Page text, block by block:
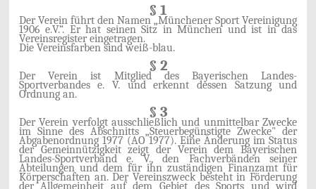
§ 1
Der Verein führt den Namen „Münchener Sport Vereinigung
1906 e.V.“. Er hat seinen Sitz in München und ist in das
Vereinsregister eingetragen.
Die Vereinsfarben sind weiß-blau.
§ 2
Der Verein ist Mitglied des Bayerischen Landes-
Sportverbandes e. V. und erkennt dessen Satzung und
Ordnung an.
§ 3
Der Verein verfolgt ausschließlich und unmittelbar Zwecke
im Sinne des Abschnitts „Steuerbegünstigte Zwecke" der
Abgabenordnung 1977 (AO 1977). Eine Änderung im Status
der Gemeinnützigkeit zeigt der Verein dem Bayerischen
Landes-Sportverband e. V.‚ den Fachverbänden seiner
Abteilungen und dem für ihn zuständigen Finanzamt für
Körperschaften an. Der Vereinszweck besteht in Förderung
der Allgemeinheit auf dem Gebiet des Sports und wird